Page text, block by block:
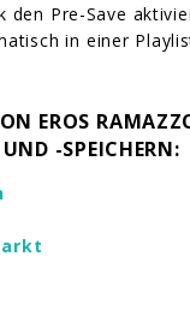
den Pre-Save
in einer
EROS
-SPEICHERN: